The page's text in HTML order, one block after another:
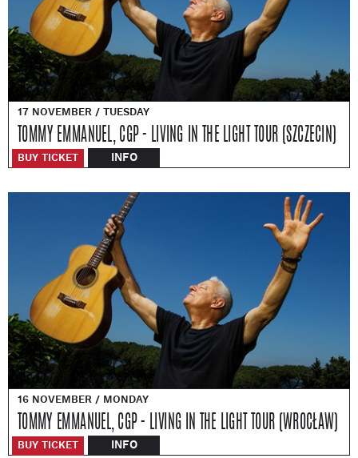
17 NOVEMBER / TUESDAY
TOMMY EMMANUEL, CGP - LIVING IN THE LIGHT TOUR (SZCZECIN)
BUY TICKET INFO
16 NOVEMBER / MONDAY
TOMMY EMMANUEL, CGP - LIVING IN THE LIGHT TOUR (WROCŁAW)
BUY TICKET INFO